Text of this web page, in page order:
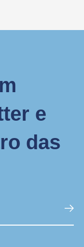
e
das